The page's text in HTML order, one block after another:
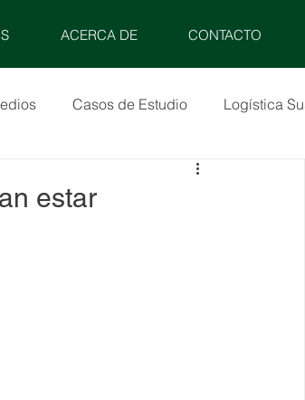
ACERCA DE CONTACTO
Casos de Estudio Logística
estar